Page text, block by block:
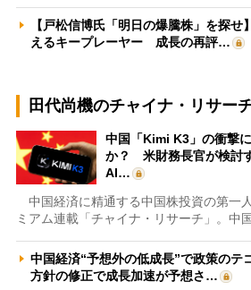
【戸松信博氏「明日の爆騰株」を探
えるキープレーヤー 成長の再評…
田代尚機のチャイナ・リサー
中国「Kimi K3」の衝撃
か？ 米財務長官が検討
AI…
中国経済に精通する中国株投資の第一
ミアム連載「チャイナ・リサーチ」。中
中国経済“予想外の低成長”で政策の
方針の修正で成長加速が予想さ…